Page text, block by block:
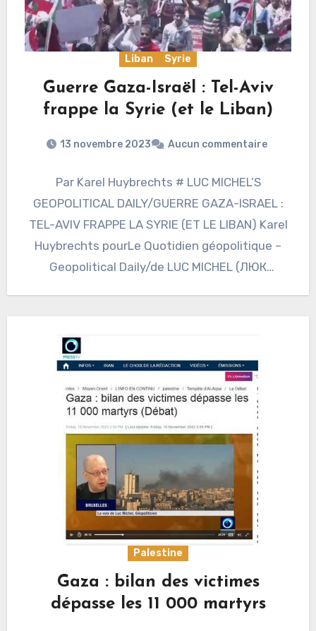
Liban Syrie
Guerre Gaza-Israël : Tel-Aviv
frappe la Syrie (et le Liban)
13 novembre 2023 Aucun commentaire
Par Karel Huybrechts # LUC MICHEL’S
GEOPOLITICAL DAILY/GUERRE GAZA-ISRAEL :
TEL-AVIV FRAPPE LA SYRIE (ET LE LIBAN) Karel
Huybrechts pourLe Quotidien géopolitique –
Geopolitical Daily/de LUC MICHEL (ЛЮК
Palestine
Gaza : bilan des victimes
dépasse les 11 000 martyrs